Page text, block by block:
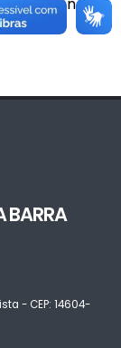
BARRA
- CEP: 14604-